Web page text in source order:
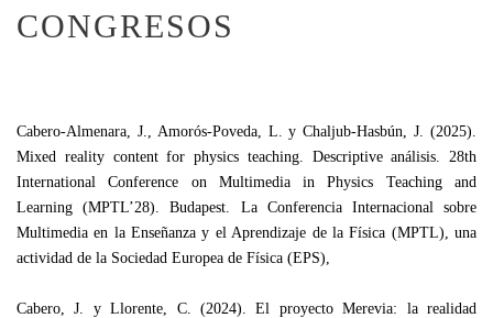
CONGRESOS
Cabero-Almenara, J., Amorós-Poveda, L. y Chaljub-Hasbún, J. (2025).
Mixed reality content for physics teaching. Descriptive análisis. 28th
International Conference on Multimedia in Physics Teaching and
Learning (MPTL’28). Budapest. La Conferencia Internacional sobre
Multimedia en la Enseñanza y el Aprendizaje de la Física (MPTL), una
actividad de la Sociedad Europea de Física (EPS),
Cabero, J. y Llorente, C. (2024). El proyecto Merevia: la realidad